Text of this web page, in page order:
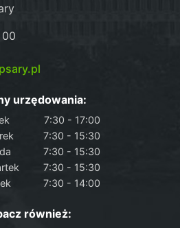
urzędowania:
7:30 - 17:00
7:30 - 15:30
7:30 - 15:30
7:30 - 15:30
7:30 - 14:00
również: